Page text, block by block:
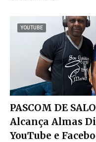
YOUTUBE
PASCOM DE
Alcança Almas
YouTube e